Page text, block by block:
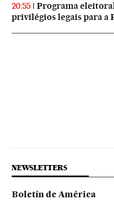
20:55
Programa
privilégios legais para a
NEWSLETTERS
Boletín de América